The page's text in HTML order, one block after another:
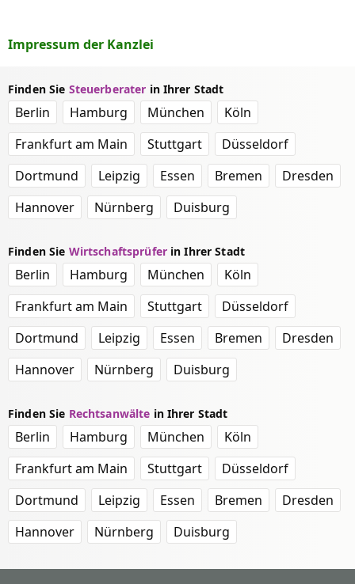
Impressum der Kanzlei
Finden Sie Steuerberater in Ihrer Stadt
Berlin Hamburg München
Köln
Frankfurt am Main
Stuttgart
Düsseldorf
Dortmund
Leipzig Essen Bremen
Dresden
Hannover
Nürnberg Duisburg
Finden Sie Wirtschaftsprüferin Ihrer Stadt
Berlin Hamburg München
Köln
Frankfurt am Main
Stuttgart
Düsseldorf
Dortmund
Leipzig Essen Bremen
Dresden
Hannover
Nürnberg Duisburg
Finden Sie Rechtsanwälte in Ihrer Stadt
Berlin Hamburg München
Köln
Frankfurt am Main
Stuttgart
Düsseldorf
Dortmund
Leipzig Essen Bremen
Dresden
Hannover
Nürnberg Duisburg